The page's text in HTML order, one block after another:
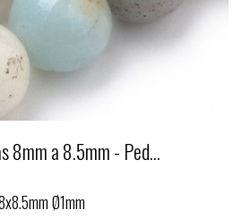
8mm a 8.5mm - Ped...
Ø1mm